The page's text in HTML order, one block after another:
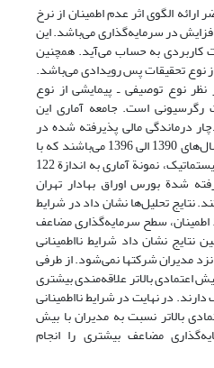
الگوی اثر عدم اطمینان از نرخ
در سرمایه‌گذاری می‌باشد. این
کاربردی به حساب می‌آید. همچنین
نوع تحقیقات پس رویدادی می‌باشد.
نوع توصیفی ـ پیمایشی از نوع
است. جامعه آماری این
درماندگی مالی پذیرفته شده در
بورس اوراق بهادار تهران بین سال‌های 1390 الی 1396 می‌باشند که با
در نظر گرفتن محدودیت‌های سیستماتیک، نمونة آماری به اندازة 122
شدة بورس اوراق بهادار تهران
نتایج تحلیل‌ها نشان داد در شرایط
اطمینان، سطح سرمایه‌گذاری مضاعف
نتایج نشان داد شرایط نااطمینانی
مدیران شرکتها نمی‌شود. از طرفی
اعتمادی بالاتر علاقه‌مندی بیشتری
در نهایت در شرایط نااطمینانی
بالاتر نسبت به مدیران با بیش
مضاعف بیشتری را انجام